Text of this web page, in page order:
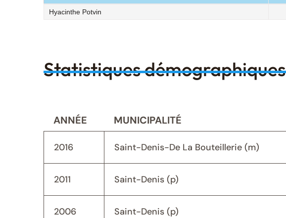
Hyacinthe Potvin
Statistiques démographiques
ANNÉE MUNICIPALITÉ
2016 Saint-Denis-De La Bouteillerie (m)
2011 Saint-Denis (p)
2006 Saint-Denis (p)